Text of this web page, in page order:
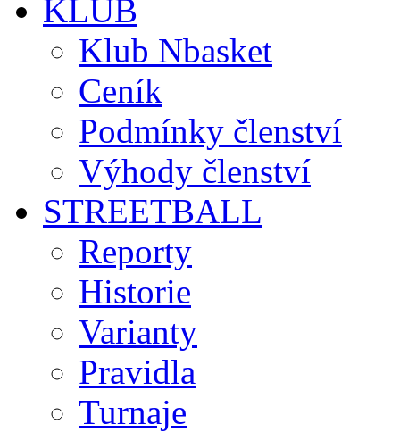
KLUB
Klub Nbasket
Ceník
Podmínky členství
Výhody členství
STREETBALL
Reporty
Historie
Varianty
Pravidla
Turnaje